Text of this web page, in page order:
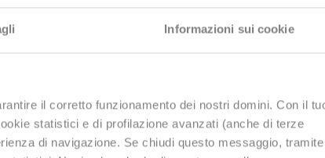
Informazioni sui cookie
il corretto funzionamento dei nostri domini. Con il
statistici e di profilazione avanzati (anche di terze
di navigazione. Se chiudi questo messaggio, tramite
.
rafforzeranno dunqueil team di prodotto
allo sviluppo di soluzioni cloud